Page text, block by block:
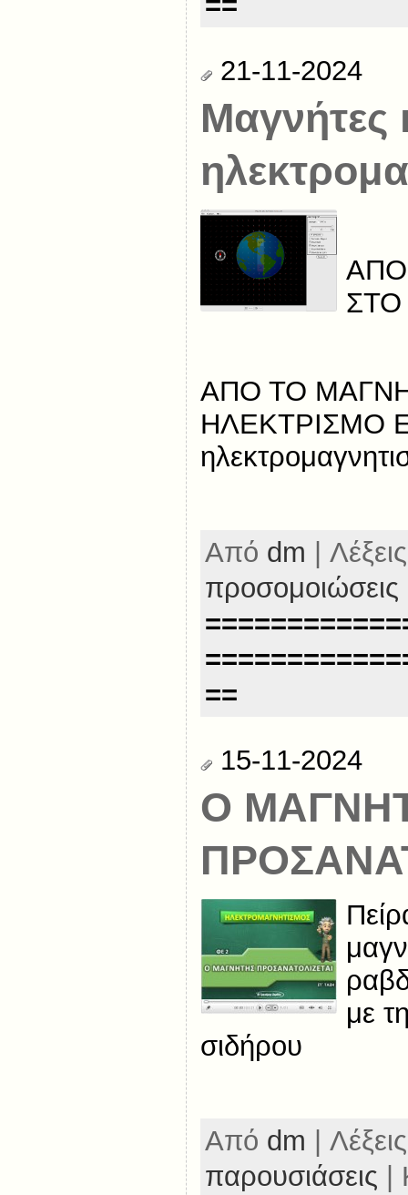
21-11-2024
Μαγνήτες
ΑΠΟ ΤΟ
ΗΛΕΚΤΡΙΣΜΟ
Από dm |
προσομοιώσεις
==
15-11-2024
Ο
με
σιδήρου
Από dm |
παρουσιάσεις |